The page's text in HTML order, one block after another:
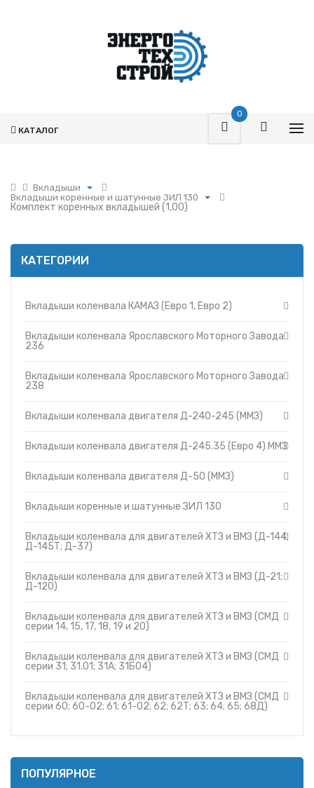
0
КАТАЛОГ
Вкладыши
Поршневая
Фильтры
Гидромоторы
Насосы
Запчасти ДЗ-98
Утеплители капота
Прайс-листы
Контакты
Вкладыши коренные и шатунные ЗИЛ 130
Вкладыши коленвала КАМАЗ (Евро 1, Евро 2)
Моторного Завода 236
Вкладыши коленвала Ярославского
Вкладыши коленвала двигателя Д-240-245
Вкладыши коленвала двигателя Д-245.35
(Евро 4) ММЗ
Вкладыши коренные и шатунные ЗИЛ 130
Вкладыши коленвала для двигателей ХТЗ и
Вкладыши коленвала для двигателей ХТЗ и
Вкладыши коленвала для двигателей ХТЗ и
Вкладыши коленвала для двигателей ХТЗ и
ВМЗ (СМД серии 60; 60-02; 61; 61-02; 62; 62Т;
Комплект коренных вкладышей (1,00)
КАТЕГОРИИ
Вкладыши коленвала КАМАЗ (Евро 1, Евро 2)
Вкладыши коленвала Ярославского Моторного Завода
236
Вкладыши коленвала Ярославского Моторного Завода
238
Вкладыши коленвала двигателя Д-240-245 (ММЗ)
Вкладыши коленвала двигателя Д-245.35 (Евро 4) ММЗ
Вкладыши коленвала двигателя Д-50 (ММЗ)
Вкладыши коренные и шатунные ЗИЛ 130
Вкладыши коленвала для двигателей ХТЗ и ВМЗ (Д-144;
Д-145Т; Д-37)
Вкладыши коленвала для двигателей ХТЗ и ВМЗ (Д-21;
Д-120)
Вкладыши коленвала для двигателей ХТЗ и ВМЗ (СМД
серии 14, 15, 17, 18, 19 и 20)
Вкладыши коленвала для двигателей ХТЗ и ВМЗ (СМД
серии 31; 31.01; 31А; 31Б04)
Вкладыши коленвала для двигателей ХТЗ и ВМЗ (СМД
серии 60; 60-02; 61; 61-02; 62; 62Т; 63; 64; 65; 68Д)
ПОПУЛЯРНОЕ